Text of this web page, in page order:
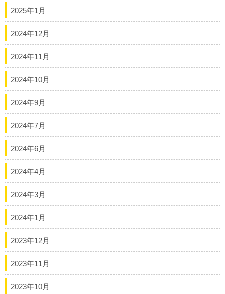
2025年1月
2024年12月
2024年11月
2024年10月
2024年9月
2024年7月
2024年6月
2024年4月
2024年3月
2024年1月
2023年12月
2023年11月
2023年10月